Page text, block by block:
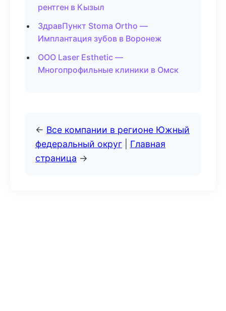
рентген в Кызыл
ЗдравПункт Stoma Ortho —
Имплантация зубов в Воронеж
ООО Laser Esthetic —
Многопрофильные клиники в Омск
← Все компании в регионе Южный
федеральный округ
Главная
страница →